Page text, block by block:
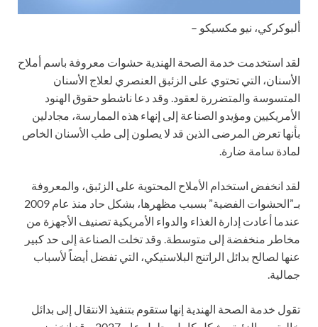
ألبوكركي، نيو مكسيكو –
لقد استخدمت خدمة الصحة الهندية حشوات معروفة باسم أملاح
الأسنان، التي تحتوي على الزئبق العنصري لعلاج الأسنان
المتسوسة والمتضررة لعقود. وقد دعا ناشطو حقوق الهنود
الأمريكيين ومؤيدو الصناعة إلى إنهاء هذه الممارسة، مجادلين
بأنها تعرض المرضى الذين قد لا يصلون إلى طب الأسنان الخاص
لمادة سامة ضارة.
لقد انخفض استخدام الأملاح المحتوية على الزئبق، والمعروفة
بـ”الحشوات الفضية” بسبب مظهرها، بشكل حاد منذ عام 2009
عندما أعادت إدارة الغذاء والدواء الأمريكية تصنيف الأجهزة من
مخاطر منخفضة إلى متوسطة. وقد تخلت الصناعة إلى حد كبير
عنها لصالح بدائل الراتنج البلاستيكي، التي تفضل أيضاً لأسباب
جمالية.
تقول خدمة الصحة الهندية إنها ستقوم بتنفيذ الانتقال إلى بدائل